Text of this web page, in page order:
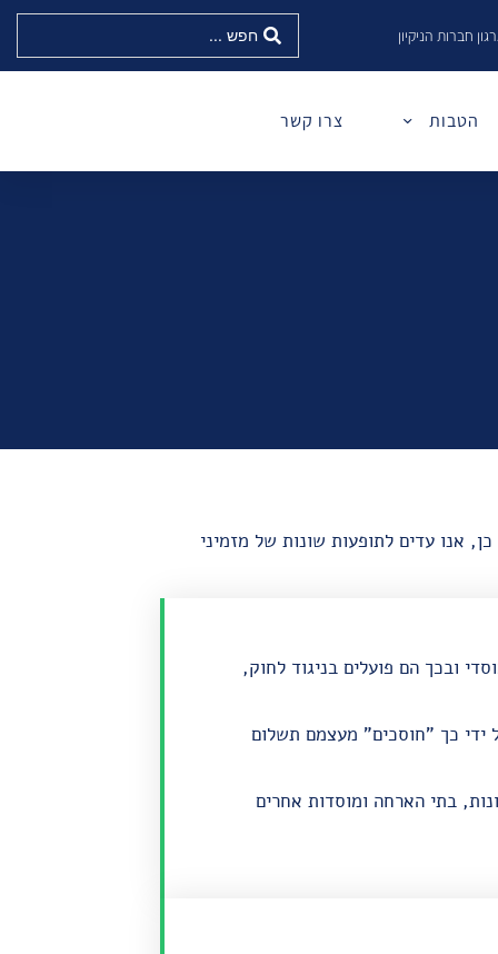
חברות הניקיון
הטבות צרו קשר
אנו עדים לתופעות שונות של מזמיני
ובכך הם פועלים בניגוד לחוק,
ידי כך "חוסכים" מעצמם תשלום
בתי הארחה ומוסדות אחרים